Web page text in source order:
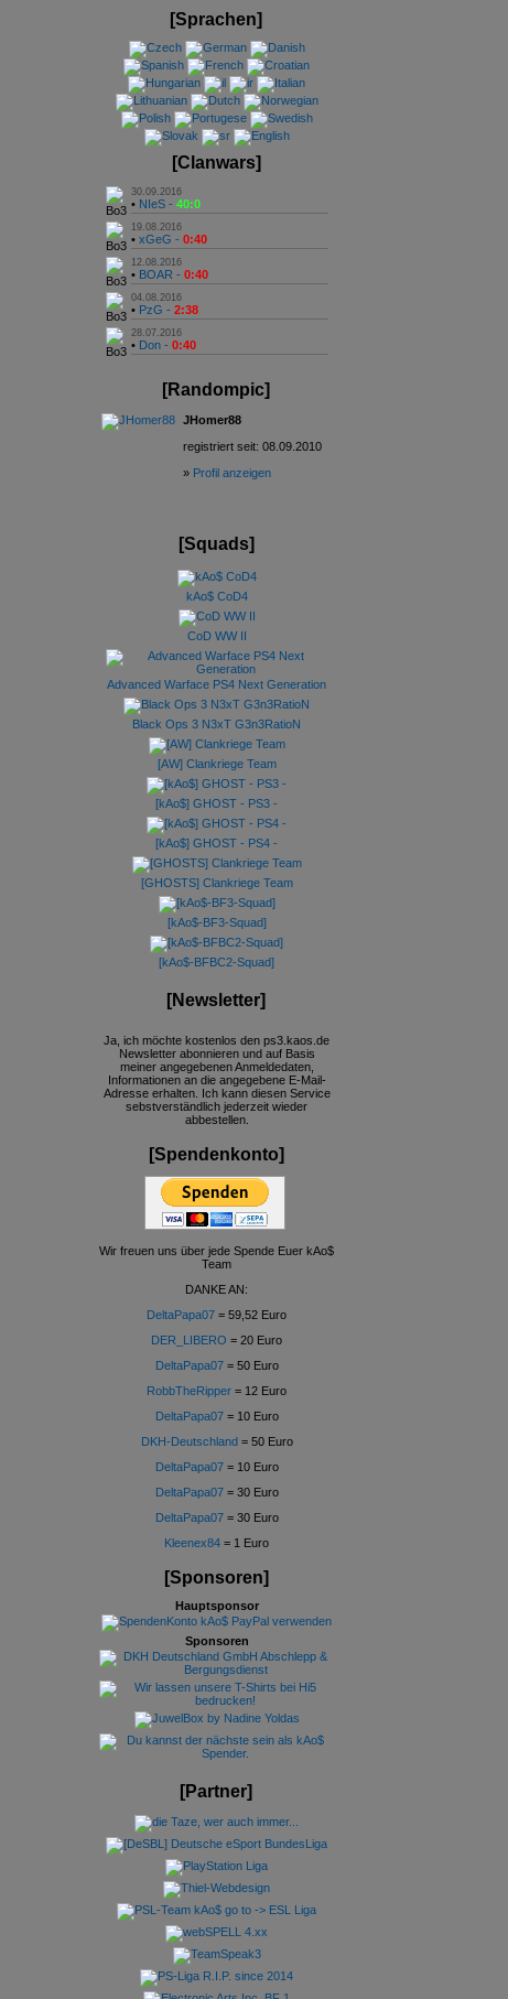
[Sprachen]
[Clanwars]
30.09.2016
• NIeS - 40:0
19.08.2016
• xGeG - 0:40
12.08.2016
• BOAR - 0:40
04.08.2016
• PzG - 2:38
28.07.2016
• Don - 0:40
[Randompic]
JHomer88
registriert seit: 08.09.2010
» Profil anzeigen
[Squads]
kAo$ CoD4
CoD WW II
Advanced Warface PS4 Next Generation
Black Ops 3 N3xT G3n3RatioN
[AW] Clankriege Team
[kAo$] GHOST - PS3 -
[kAo$] GHOST - PS4 -
[GHOSTS] Clankriege Team
[kAo$-BF3-Squad]
[kAo$-BFBC2-Squad]
[Newsletter]
Ja, ich möchte kostenlos den ps3.kaos.de
Newsletter abonnieren und auf Basis
meiner angegebenen Anmeldedaten,
Informationen an die angegebene E-Mail-
Adresse erhalten. Ich kann diesen Service
sebstverständlich jederzeit wieder
abbestellen.
[Spendenkonto]
Wir freuen uns über jede Spende Euer kAo$
Team
DANKE AN:
DeltaPapa07 = 59,52 Euro
DER_LIBERO = 20 Euro
DeltaPapa07= 50 Euro
RobbTheRipper = 12 Euro
DeltaPapa07= 10 Euro
DKH-Deutschland = 50 Euro
DeltaPapa07= 10 Euro
DeltaPapa07= 30 Euro
DeltaPapa07= 30 Euro
Kleenex84 = 1 Euro
[Sponsoren]
Hauptsponsor
Sponsoren
[Partner]